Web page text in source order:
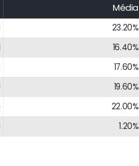
Média
23.20%
16.40%
17.60%
19.60%
22.00%
1.20%